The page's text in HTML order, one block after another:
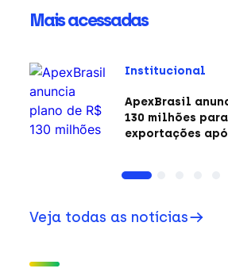
Mais acessadas
Institucional
ApexBrasil
130 milhões
exportações
Veja todas as notícias